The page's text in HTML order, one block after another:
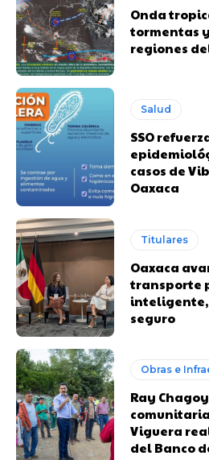
Onda
tormentas
regiones
Salud
SSO
casos de
Oaxaca
Titulares
Oaxaca
transporte
seguro
Obras e
Ray
Viguera
del Banco